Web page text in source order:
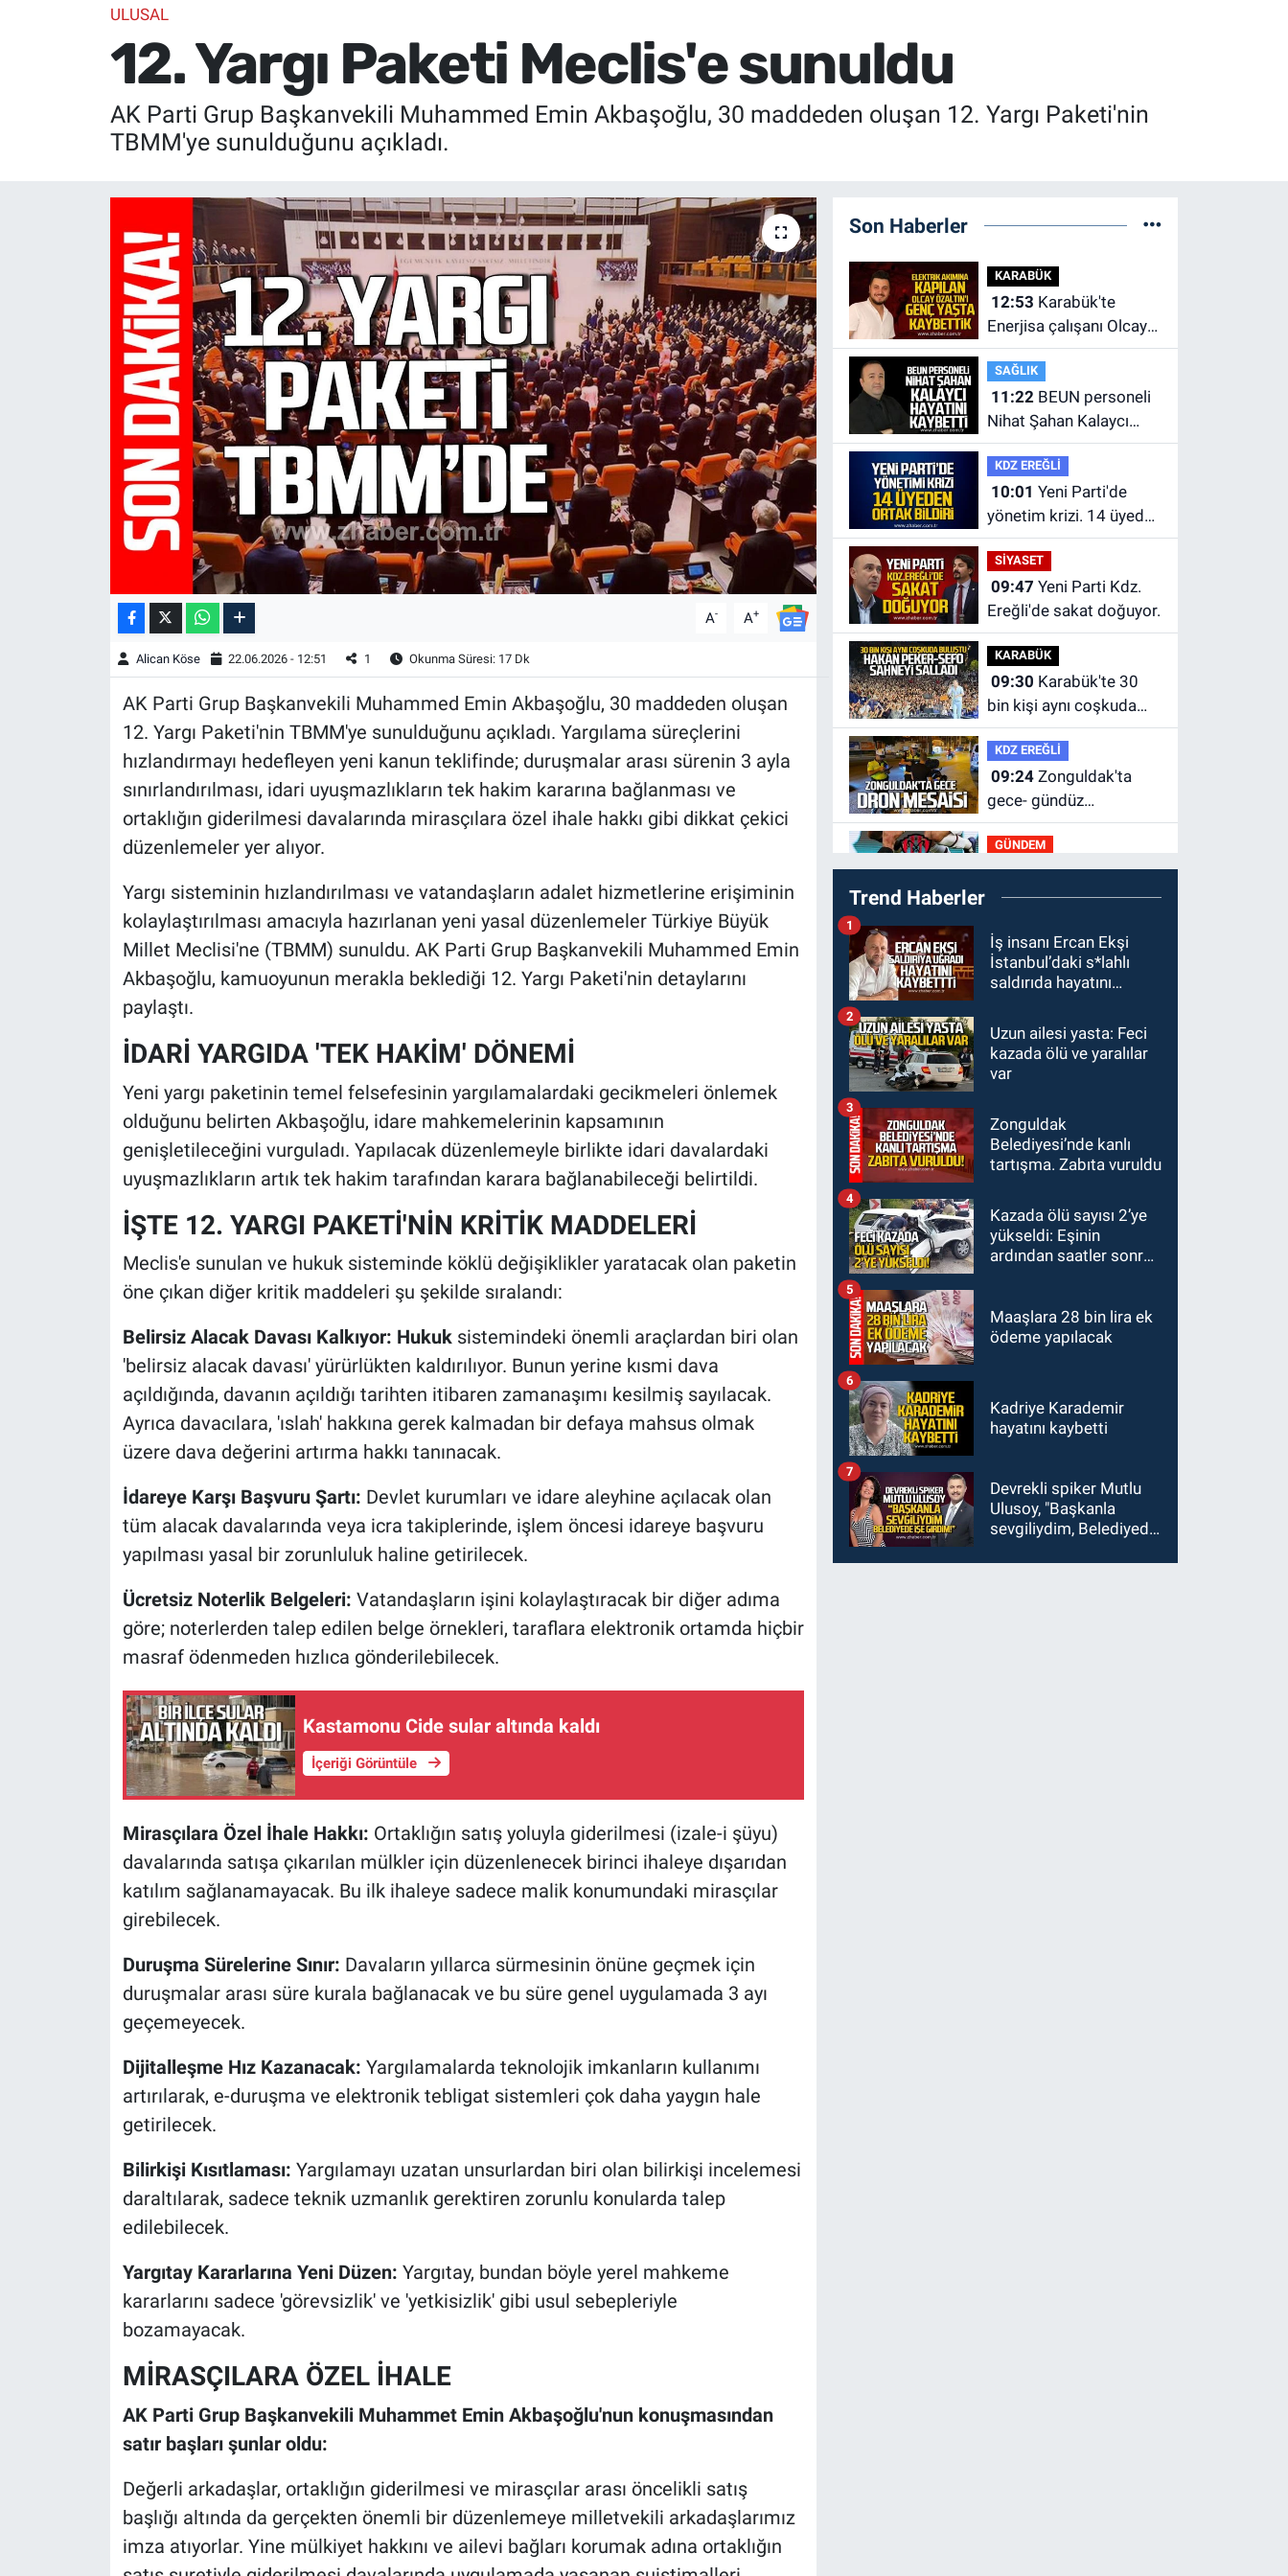
ULUSAL
12. Yargı Paketi Meclis'e sunuldu
AK Parti Grup Başkanvekili Muhammed Emin Akbaşoğlu, 30 maddeden oluşan 12. Yargı Paketi'nin
TBMM'ye sunulduğunu açıkladı.
A- A+
Alican Köse 22.06.2026 - 12:51 1 Okunma Süresi: 17 Dk
AK Parti Grup Başkanvekili Muhammed Emin Akbaşoğlu, 30 maddeden oluşan
12. Yargı Paketi'nin TBMM'ye sunulduğunu açıkladı. Yargılama süreçlerini
hızlandırmayı hedefleyen yeni kanun teklifinde; duruşmalar arası sürenin 3 ayla
sınırlandırılması, idari uyuşmazlıkların tek hakim kararına bağlanması ve
ortaklığın giderilmesi davalarında mirasçılara özel ihale hakkı gibi dikkat çekici
düzenlemeler yer alıyor.
Yargı sisteminin hızlandırılması ve vatandaşların adalet hizmetlerine erişiminin
kolaylaştırılması amacıyla hazırlanan yeni yasal düzenlemeler Türkiye Büyük
Millet Meclisi'ne (TBMM) sunuldu. AK Parti Grup Başkanvekili Muhammed Emin
Akbaşoğlu, kamuoyunun merakla beklediği 12. Yargı Paketi'nin detaylarını
paylaştı.
İDARİ YARGIDA 'TEK HAKİM' DÖNEMİ
Yeni yargı paketinin temel felsefesinin yargılamalardaki gecikmeleri önlemek
olduğunu belirten Akbaşoğlu, idare mahkemelerinin kapsamının
genişletileceğini vurguladı. Yapılacak düzenlemeyle birlikte idari davalardaki
uyuşmazlıkların artık tek hakim tarafından karara bağlanabileceği belirtildi.
İŞTE 12. YARGI PAKETİ'NİN KRİTİK MADDELERİ
Meclis'e sunulan ve hukuk sisteminde köklü değişiklikler yaratacak olan paketin
öne çıkan diğer kritik maddeleri şu şekilde sıralandı:
Belirsiz Alacak Davası Kalkıyor: Hukuk sistemindeki önemli araçlardan biri olan
'belirsiz alacak davası' yürürlükten kaldırılıyor. Bunun yerine kısmi dava
açıldığında, davanın açıldığı tarihten itibaren zamanaşımı kesilmiş sayılacak.
Ayrıca davacılara, 'ıslah' hakkına gerek kalmadan bir defaya mahsus olmak
üzere dava değerini artırma hakkı tanınacak.
İdareye Karşı Başvuru Şartı: Devlet kurumları ve idare aleyhine açılacak olan
tüm alacak davalarında veya icra takiplerinde, işlem öncesi idareye başvuru
yapılması yasal bir zorunluluk haline getirilecek.
Ücretsiz Noterlik Belgeleri: Vatandaşların işini kolaylaştıracak bir diğer adıma
göre; noterlerden talep edilen belge örnekleri, taraflara elektronik ortamda hiçbir
masraf ödenmeden hızlıca gönderilebilecek.
Kastamonu Cide sular altında kaldı
İçeriği Görüntüle
Mirasçılara Özel İhale Hakkı: Ortaklığın satış yoluyla giderilmesi (izale-i şüyu)
davalarında satışa çıkarılan mülkler için düzenlenecek birinci ihaleye dışarıdan
katılım sağlanamayacak. Bu ilk ihaleye sadece malik konumundaki mirasçılar
girebilecek.
Duruşma Sürelerine Sınır: Davaların yıllarca sürmesinin önüne geçmek için
duruşmalar arası süre kurala bağlanacak ve bu süre genel uygulamada 3 ayı
geçemeyecek.
Dijitalleşme Hız Kazanacak: Yargılamalarda teknolojik imkanların kullanımı
artırılarak, e-duruşma ve elektronik tebligat sistemleri çok daha yaygın hale
getirilecek.
Bilirkişi Kısıtlaması: Yargılamayı uzatan unsurlardan biri olan bilirkişi incelemesi
daraltılarak, sadece teknik uzmanlık gerektiren zorunlu konularda talep
edilebilecek.
Yargıtay Kararlarına Yeni Düzen: Yargıtay, bundan böyle yerel mahkeme
kararlarını sadece 'görevsizlik' ve 'yetkisizlik' gibi usul sebepleriyle
bozamayacak.
MİRASÇILARA ÖZEL İHALE
AK Parti Grup Başkanvekili Muhammet Emin Akbaşoğlu'nun konuşmasından
satır başları şunlar oldu:
Değerli arkadaşlar, ortaklığın giderilmesi ve mirasçılar arası öncelikli satış
başlığı altında da gerçekten önemli bir düzenlemeye milletvekili arkadaşlarımız
imza atıyorlar. Yine mülkiyet hakkını ve ailevi bağları korumak adına ortaklığın
Son Haberler
KARABÜK
12:53
Enerjisa çalışanı Olcay
Özaltın elektrik akımına
kapılarak hayatını
kaybetti.
SAĞLIK
11:22BEUN personeli
Nihat Şahan Kalaycı
hayatını kaybetti
KDZ EREĞLİ
10:01
yönetim krizi. 14 üyeden
ortak bildiri.
SİYASET
09:47
Ereğli'de sakat doğuyor.
KARABÜK
09:30
bin kişi aynı coşkuda
buluştu.
KDZ EREĞLİ
09:24Zonguldak'ta
gece- gündüz
ekiplerden dron destekli
denetim.
GÜNDEM
23:55Devrek
Belediyespor, (PGL)
tamamladı
GÜNDEM
23:19İstanbul Park
satışta!
GÜNDEM
23:05Kozlu
Belediyespor'dan
GÜNDEM
22:33Zonguldak TSO
önemli etkinliğe ev
Trend Haberler
İş insanı Ercan Ekşi
İstanbul’daki s*lahlı
saldırıda hayatını
1
Uzun ailesi yasta: Feci
kazada ölü ve yaralılar
var
2
Zonguldak
Belediyesi’nde kanlı
tartışma. Zabıta vuruldu
3
Kazada ölü sayısı 2’ye
yükseldi: Eşinin
ardından saatler sonra
4
Maaşlara 28 bin lira ek
ödeme yapılacak
5
Kadriye Karademir
hayatını kaybetti
6
Devrekli spiker Mutlu
Ulusoy, "Başkanla
sevgiliydim, Belediyede
7